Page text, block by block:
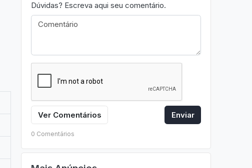
Dúvidas? Escreva aqui seu comentário.
Ver Comentários Enviar
0 Comentários